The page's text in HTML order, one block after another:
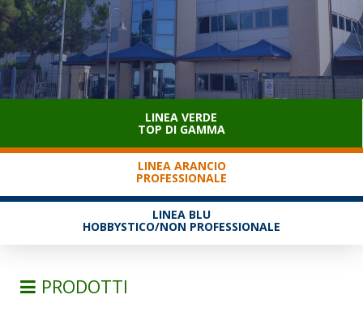
MEDIA
DOWNLOAD
SERVIZIO CLIENTI
LINEA VERDE
TOP DI GAMMA
LINEA ARANCIO
PROFESSIONALE
LINEA BLU
HOBBYSTICO/NON PROFESSIONALE
PRODOTTI